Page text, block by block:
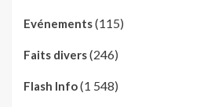
Evénements(115)
Faits divers(246)
Flash Info(1 548)